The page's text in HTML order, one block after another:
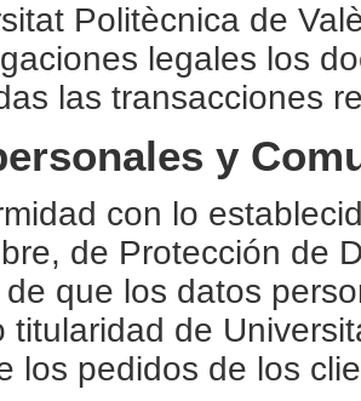
Politècnica de
legales los
las transacciones
y
con lo
de Protección de
que los datos
titularidad de
los pedidos de los